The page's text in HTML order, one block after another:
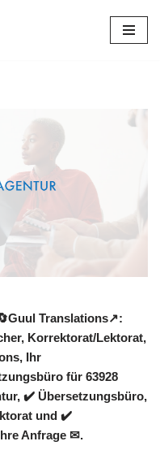
Translations↗️:
Korrektorat/Lektorat,
, Ihr
für 63928
✔️ Übersetzungsbüro,
und ✔️
Anfrage ✉.